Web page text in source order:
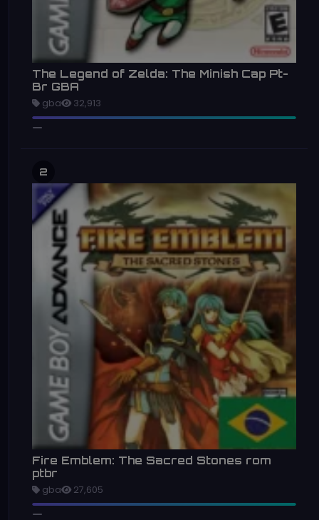
The Legend of Zelda: The Minish Cap Pt-
Br GBA
gba 32,913
2
Fire Emblem: The Sacred Stones rom
ptbr
gba 27,605